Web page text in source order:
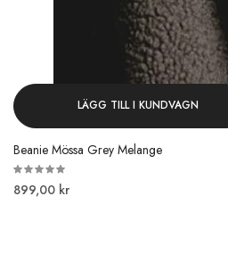
LÄGG TILL I KUNDVAGN
Beanie Mössa Grey Melange
899,00 kr